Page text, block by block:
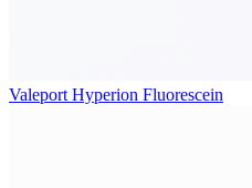
Valeport Hyperion Fluorescein